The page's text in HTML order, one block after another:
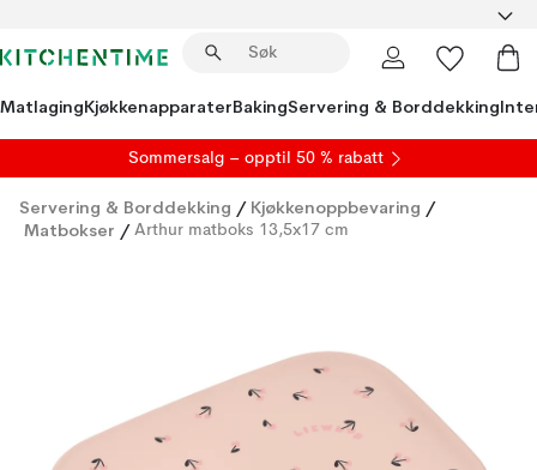
MatlagingKjøkkenapparaterBakingServering & Borddekking
Sommersalg – opptil 50 % rabatt
Servering & Borddekking / Kjøkkenoppbevaring /
Matbokser / Arthur matboks 13,5x17 cm